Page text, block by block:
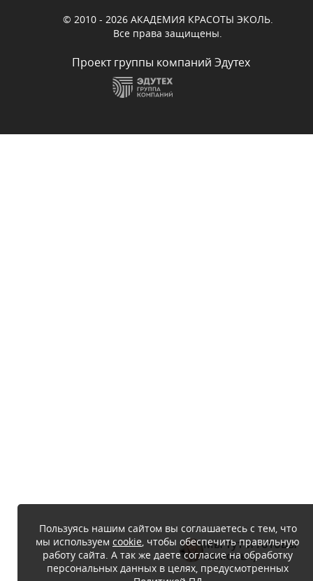
© 2010 - 2026 АКАДЕМИЯ КРАСОТЫ ЭКОЛЬ.
Все права защищены.
Проект группы компаний Эдутех
Пользуясь нашим сайтом вы соглашаетесь с тем, что
мы используем cookie, чтобы обеспечить правильную
работу сайта. А так же даете согласие на обработку
персональных данных в целях, предусмотренных
Мы тут и готовы
помочь :)